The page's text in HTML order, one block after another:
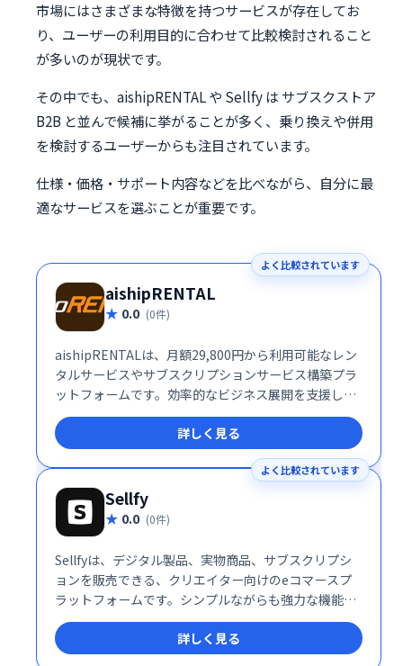
市場にはさまざまな特徴を持つサービスが存在してお
り、ユーザーの利用目的に合わせて比較検討されること
が多いのが現状です。
その中でも、aishipRENTAL や Sellfy は サブスクストア
B2B と並んで候補に挙がることが多く、乗り換えや併用
を検討するユーザーからも注目されています。
仕様・価格・サポート内容などを比べながら、自分に最
適なサービスを選ぶことが重要です。
よく比較されています
aishipRENTAL
0.0 (0件)
aishipRENTALは、月額29,800円から利用可能なレン
タルサービスやサブスクリプションサービス構築プラ
ットフォームです。効率的なビジネス展開を支援しま
す。
詳しく見る
よく比較されています
Sellfy
0.0 (0件)
Sellfyは、デジタル製品、実物商品、サブスクリプシ
ョンを販売できる、クリエイター向けのeコマースプ
ラットフォームです。シンプルながらも強力な機能
で、販売から顧客管理までを効率化。クレジットカー
ド不要で無料トライアルも可能です。直感的な操作性
と強力な販売機能で、あなたのクリエイティブな作品
詳しく見る